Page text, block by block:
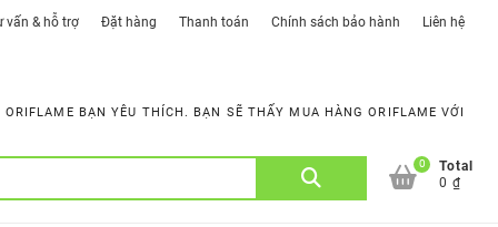
vấn & hỗ trợ Đặt hàng Thanh toán Chính sách bảo hành Liên hệ
BẠN YÊU THÍCH. BẠN SẼ THẤY MUA HÀNG ORIFLAME VỚI
0
Total
0 ₫